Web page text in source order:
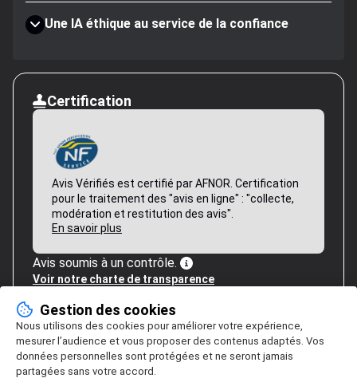
Une IA éthique au service de la confiance
Certification
Avis Vérifiés est certifié par AFNOR. Certification
pour le traitement des "avis en ligne" : "collecte,
modération et restitution des avis".
En savoir plus
Avis soumis à un contrôle.
Voir notre charte de transparence
Gestion des cookies
Nous utilisons des cookies pour améliorer votre expérience,
mesurer l’audience et vous proposer des contenus adaptés. Vos
données personnelles sont protégées et ne seront jamais
partagées sans votre accord.